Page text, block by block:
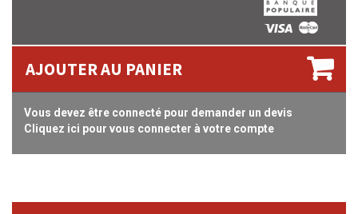
AJOUTER AU PANIER
Vous devez être connecté pour demander un devis
Cliquez ici pour vous connecter à votre compte